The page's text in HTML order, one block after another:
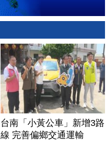
台南「小黃公車」新增3路
線 完善偏鄉交通運輸